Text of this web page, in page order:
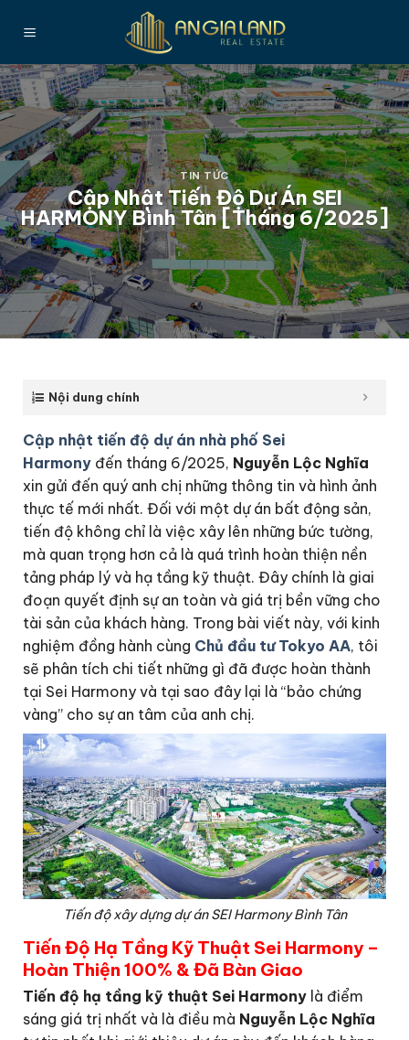
qua
dung
TIN TỨC
Cập Nhật Tiến Độ Dự Án SEI
HARMONY Bình Tân [Tháng 6/2025]
Nội dung chính
Cập nhật tiến độ dự án nhà phố Sei
Harmony đến tháng 6/2025, Nguyễn Lộc Nghĩa
xin gửi đến quý anh chị những thông tin và hình ảnh
thực tế mới nhất. Đối với một dự án bất động sản,
tiến độ không chỉ là việc xây lên những bức tường,
mà quan trọng hơn cả là quá trình hoàn thiện nền
tảng pháp lý và hạ tầng kỹ thuật. Đây chính là giai
đoạn quyết định sự an toàn và giá trị bền vững cho
tài sản của khách hàng. Trong bài viết này, với kinh
nghiệm đồng hành cùng Chủ đầu tư Tokyo AA, tôi
sẽ phân tích chi tiết những gì đã được hoàn thành
tại Sei Harmony và tại sao đây lại là “bảo chứng
vàng” cho sự an tâm của anh chị.
Tiến độ xây dựng dự án SEI Harmony Bình Tân
Tiến Độ Hạ Tầng Kỹ Thuật Sei Harmony –
Hoàn Thiện 100% & Đã Bàn Giao
Tiến độ hạ tầng kỹ thuật Sei Harmony là điểm
sáng giá trị nhất và là điều mà Nguyễn Lộc Nghĩa